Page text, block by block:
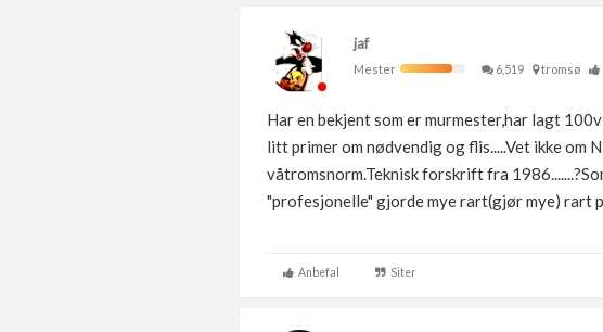
jaf
Mester
6,519 tromsø
Har en bekjent som er murmester,har lagt
litt primer om nødvendig og flis.....Vet ikke om
våtromsnorm.Teknisk forskrift fra
"profesjonelle" gjorde mye rart(gjør mye) rart
Anbefal Siter